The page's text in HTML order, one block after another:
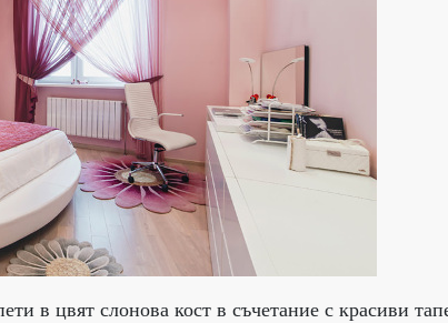
в цвят слонова кост в съчетание с красиви